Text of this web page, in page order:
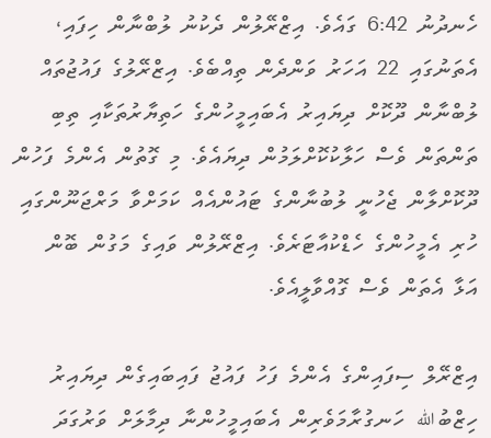
ހެނދުނު 6:42 ގައެވެ. އިޒްރޭލުން ދެކުނު ލުބްނާން ހިފައި،
އެތަނުގައި 22 އަހަރު ވަންދެން ތިއްބެވެ. އިޒްރޭލުގެ ފައުޖުތައް
ލުބްނާން ދޫކޮށް ދިޔައިރު އެބައިމީހުންގެ ހަތިޔާރުތަކާއި ތިބި
ތަންތަން ވެސް ހަލާކުކޮށްލަމުން ދިޔައެވެ. މި ގޮތުން އެންމެ ފަހުން
ދޫކޮށްލާން ޖެހުނީ ލުބުނާންގެ ޓައުންއެއް ކަމަށްވާ މަރްޖަނޫންގައި
ހުރި އެމީހުންގެ ހެޑްކުއާޓަރެވެ. އިޒްރޭލުން ވައިގެ މަގުން ބޮން
އަޅާ އެތަން ވެސް ގޮއްވާލީއެވެ.
އިޒްރޭލް ސިފައިންގެ އެންމެ ފަހު ފައުޖު ފައިބައިގެން ދިޔައިރު
ހިޒްބުﷲ ހަނގުރާމަވެރިން އެބައިމީހުންނާ ދިމާލަށް ވަރުގަދަ